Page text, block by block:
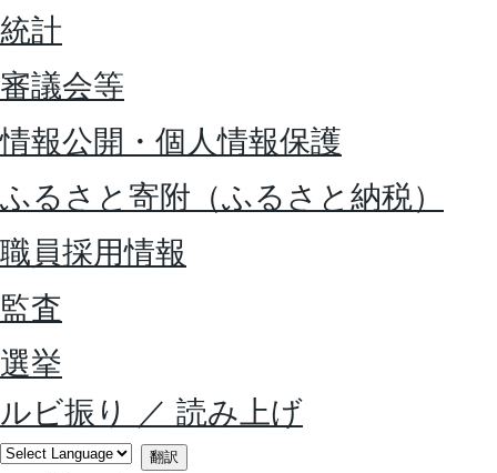
統計
審議会等
情報公開・個人情報保護
ふるさと寄附（ふるさと納税）
職員採用情報
監査
選挙
ルビ振り
／ 読み上げ
翻訳